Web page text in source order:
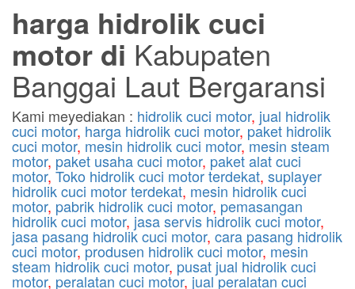
harga hidrolik cuci
motor di Kabupaten
Banggai Laut Bergaransi
Kami meyediakan : hidrolik cuci motor, jual hidrolik
cuci motor, harga hidrolik cuci motor, paket hidrolik
cuci motor, mesin hidrolik cuci motor,mesin steam
motor, paket usaha cuci motor, paket alat cuci
motor, Toko hidrolik cuci motor terdekat, suplayer
hidrolik cuci motor terdekat, mesin hidrolik cuci
motor, pabrik hidrolik cuci motor, pemasangan
hidrolik cuci motor, jasa servis hidrolik cuci motor,
jasa pasang hidrolik cuci motor, cara pasang hidrolik
cuci motor,produsen hidrolik cuci motor, mesin
steam hidrolik cuci motor, pusat jual hidrolik cuci
motor, peralatan cuci motor, jual peralatan cuci